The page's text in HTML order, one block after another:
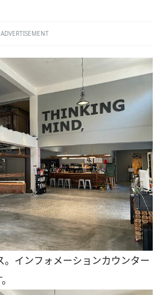
ADVERTISEMENT
。インフォメーションカウンター